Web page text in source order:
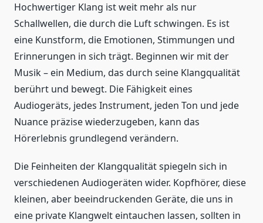
Hochwertiger Klang ist weit mehr als nur
Schallwellen, die durch die Luft schwingen. Es ist
eine Kunstform, die Emotionen, Stimmungen und
Erinnerungen in sich trägt. Beginnen wir mit der
Musik – ein Medium, das durch seine Klangqualität
berührt und bewegt. Die Fähigkeit eines
Audiogeräts, jedes Instrument, jeden Ton und jede
Nuance präzise wiederzugeben, kann das
Hörerlebnis grundlegend verändern.
Die Feinheiten der Klangqualität spiegeln sich in
verschiedenen Audiogeräten wider. Kopfhörer, diese
kleinen, aber beeindruckenden Geräte, die uns in
eine private Klangwelt eintauchen lassen, sollten in